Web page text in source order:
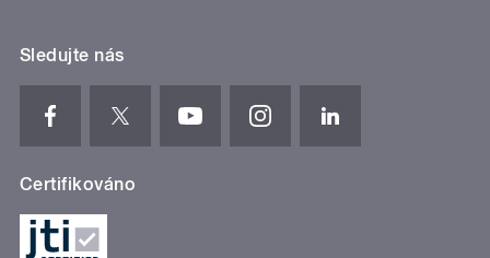
Sledujte nás
Certifikováno